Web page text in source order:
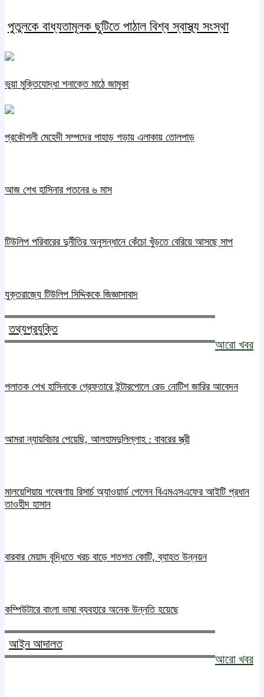
পুতুলকে বাধ্যতামূলক ছুটিতে পাঠাল বিশ্ব স্বাস্থ্য সংস্থা
ভুয়া মুক্তিযোদ্ধা শনাক্তে মাঠে জামুকা
প্রকৌশলী মেহেদী সম্পদের পাহাড় গড়ায় এলাকায় তোলপাড়
আজ শেখ হাসিনার পতনের ৬ মাস
টিউলিপ পরিবারের দুর্নীতির অনুসন্ধানে কেঁচো খুঁড়তে বেরিয়ে আসছে সাপ
যুক্তরাজ্যে টিউলিপ সিদ্দিককে জিজ্ঞাসাবাদ
আরো খবর
তথ্যপ্রযুক্তি
পলাতক শেখ হাসিনাকে গ্রেফতারে ইন্টারপোলে রেড নোটিশ জারির আবেদন
আমরা ন্যায়বিচার পেয়েছি, আলহামদুলিল্লাহ : বাবরের স্ত্রী
মালয়েশিয়ায় গবেষণায় রিসার্চ অ্যাওয়ার্ড পেলেন বিএমএসএফের আইটি প্রধান
তাওহীদ হাসান
বারবার মেয়াদ বৃদ্ধিতে খরচ বাড়ে শতশত কোটি, ব্যাহত উন্নয়ন
কম্পিউটারে বাংলা ভাষা ব্যবহারে অনেক উন্নতি হয়েছে
আরো খবর
আইন আদালত